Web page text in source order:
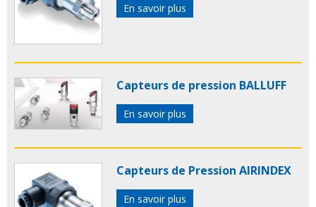
En savoir plus
Capteurs de pression BALLUFF
En savoir plus
Capteurs de Pression AIRINDEX
En savoir plus